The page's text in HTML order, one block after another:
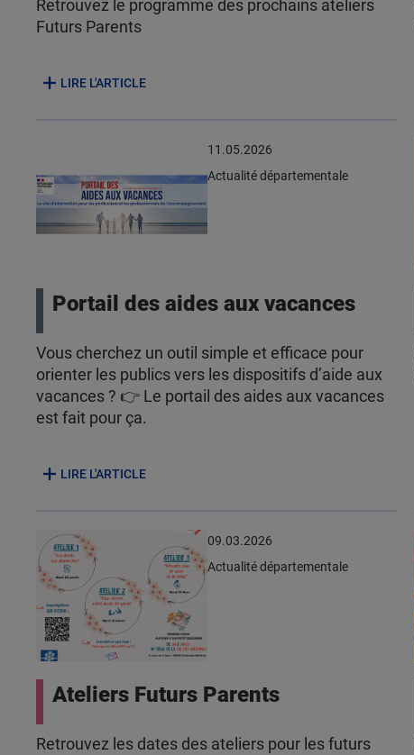
Retrouvez le programme des prochains ateliers
Futurs Parents
LIRE L'ARTICLE
11.05.2026
Actualité départementale
Portail des aides aux vacances
Vous cherchez un outil simple et efficace pour
orienter les publics vers les dispositifs d’aide aux
vacances ? 👉 Le portail des aides aux vacances
est fait pour ça.
LIRE L'ARTICLE
09.03.2026
Actualité départementale
Ateliers Futurs Parents
Retrouvez les dates des ateliers pour les futurs